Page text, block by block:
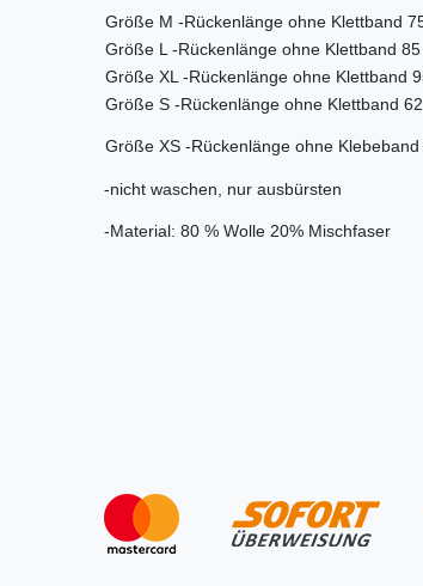
Größe M -Rückenlänge ohne Klettband
Größe L -Rückenlänge ohne Klettband
Größe XL -Rückenlänge ohne Klettband
Größe S -Rückenlänge ohne Klettband
Größe XS -Rückenlänge ohne
-nicht waschen, nur ausbürsten
-Material: 80 % Wolle 20% Mischfaser